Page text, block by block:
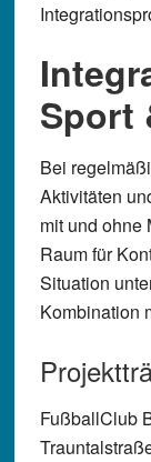
Sport
Bei
Aktivitäten
mit und ohne
Raum für
Situation
Kombination
FußballClub